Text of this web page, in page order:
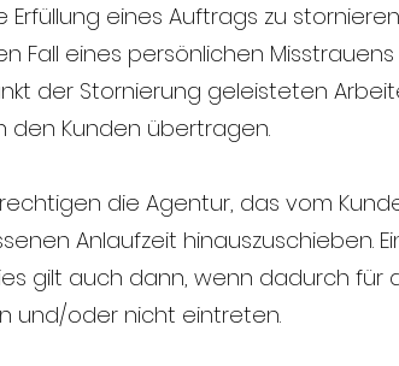
Erfüllung eines Auftrags zu
Fall eines persönlichen
der Stornierung geleisteten
den Kunden übertragen.
die Agentur, das vom
Anlaufzeit hinauszuschieben.
gilt auch dann, wenn dadurch für
und/oder nicht eintreten.